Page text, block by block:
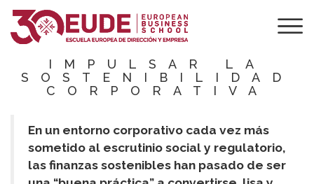
ESTRATEGIA
FINANCIERA Y
IMPULSAR LA
SOSTENIBILIDAD
CORPORATIVA
En un entorno corporativo cada vez más
sometido al escrutinio social y regulatorio,
las finanzas sostenibles han pasado de ser